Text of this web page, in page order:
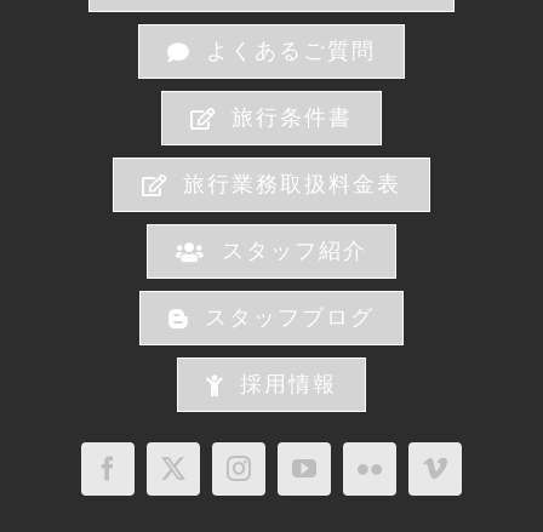
よくあるご質問
旅行条件書
旅行業務取扱料金表
スタッフ紹介
スタッフブログ
採用情報